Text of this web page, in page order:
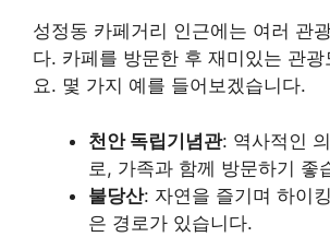
성정동 카페거리 인근에는 여러 관
다. 카페를 방문한 후 재미있는 관광
요. 몇 가지 예를 들어보겠습니다.
천안 독립기념관: 역사적인
로, 가족과 함께 방문하기 좋
불당산: 자연을 즐기며 하이
은 경로가 있습니다.